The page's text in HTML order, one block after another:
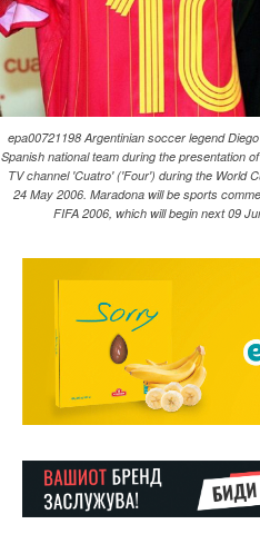
epa00721198 Argentinian soccer legend
Spanish national team during the presentation
TV channel 'Cuatro' ('Four') during the World
24 May 2006. Maradona will be sports
FIFA 2006, which will begin next 09